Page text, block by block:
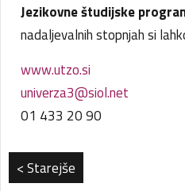
Jezikovne študijske
nadaljevalnih stopnjah si
www.utzo.si
univerza3@siol.net
01 433 20 90
< Starejše